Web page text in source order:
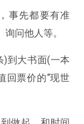
事先都要有准
问他人等。
到大书面(一本
回票价的“现世